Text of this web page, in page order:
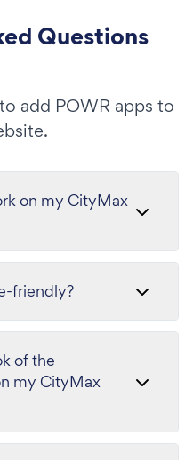
Questions
add POWR apps to
on my CityMax
friendly?
of the
my CityMax